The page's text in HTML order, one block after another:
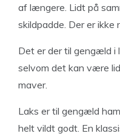
af længere. Lidt på
skildpadde. Der er
Det er der til gengæld i
selvom det kan være
maver.
Laks er til gengæld
helt vildt godt. En